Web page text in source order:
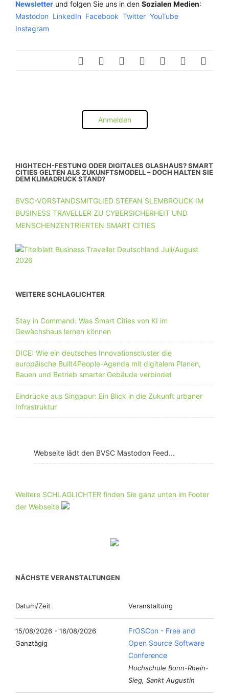
Newsletter und folgen Sie uns in den Sozialen Medien:
Mastodon LinkedIn Facebook Twitter YouTube
Instagram
Anmelden
HIGHTECH-FESTUNG ODER DIGITALES GLASHAUS? SMART
CITIES GELTEN ALS ZUKUNFTSMODELL – DOCH HALTEN SIE
DEM KLIMADRUCK STAND?
BVSC-VORSTANDSMITGLIED STEFAN SLEMBROUCK IM
BUSINESS TRAVELLER ZU CYBERSICHERHEIT UND
MENSCHENZENTRIERTEN SMART CITIES
WEITERE SCHLAGLICHTER
Stay in Command: Was Smart Cities von KI im
Gewächshaus lernen können
DICE: Wie ein deutsches Innovationscluster die
europäische Built4People-Agenda mit digitalem Planen,
Bauen und Betrieb smarter Gebäude verbindet
Eindrücke aus Singapur: Ein Blick in die Zukunft urbaner
Infrastruktur
Webseite lädt den BVSC Mastodon Feed...
Weitere SCHLAGLICHTER finden Sie ganz unten im Footer
der Webseite
NÄCHSTE VERANSTALTUNGEN
Datum/Zeit Veranstaltung
15/08/2026 - 16/08/2026
Ganztägig
FrOSCon - Free and
Open Source Software
Conference
Hochschule Bonn-Rhein-
Sieg, Sankt Augustin